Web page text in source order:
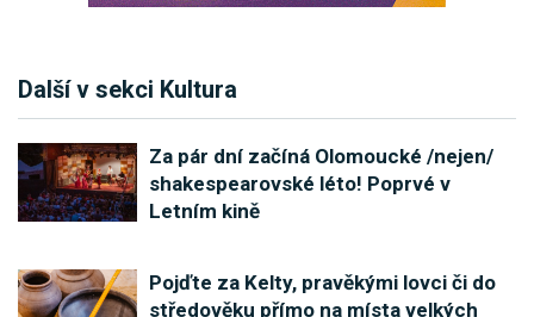
Další v sekci Kultura
Za pár dní začíná Olomoucké /nejen/
shakespearovské léto! Poprvé v
Letním kině
Pojďte za Kelty, pravěkými lovci či do
středověku přímo na místa velkých